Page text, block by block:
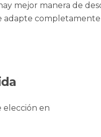
mejor manera de
completamente
elección en